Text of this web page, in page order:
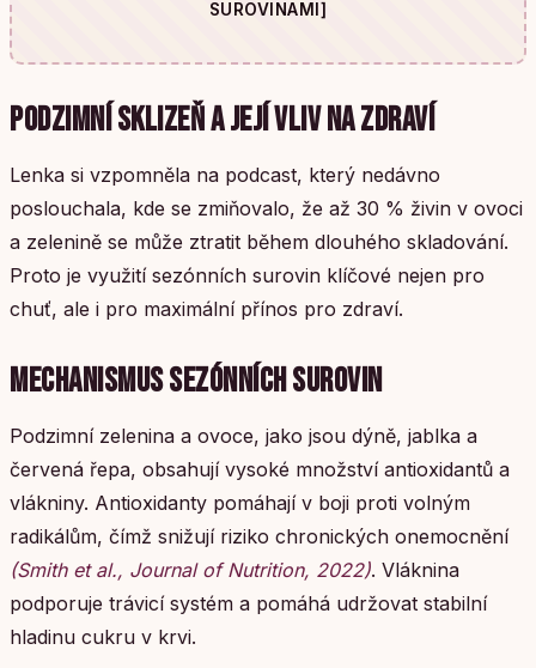
SUROVINAMI]
PODZIMNÍ SKLIZEŇ A JEJÍ VLIV NA ZDRAVÍ
Lenka si vzpomněla na podcast, který nedávno
poslouchala, kde se zmiňovalo, že až 30 % živin v ovoci
a zelenině se může ztratit během dlouhého skladování.
Proto je využití sezónních surovin klíčové nejen pro
chuť, ale i pro maximální přínos pro zdraví.
MECHANISMUS SEZÓNNÍCH SUROVIN
Podzimní zelenina a ovoce, jako jsou dýně, jablka a
červená řepa, obsahují vysoké množství antioxidantů a
vlákniny. Antioxidanty pomáhají v boji proti volným
radikálům, čímž snižují riziko chronických onemocnění
(Smith et al., Journal of Nutrition, 2022). Vláknina
podporuje trávicí systém a pomáhá udržovat stabilní
hladinu cukru v krvi.